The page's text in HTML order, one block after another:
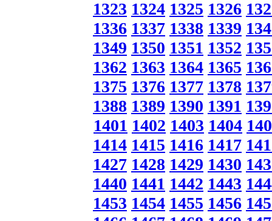
1323 1324 1325 1326
1336 1337 1338 1339
1349 1350 1351 1352
1362 1363 1364 1365
1375 1376 1377 1378
1388 1389 1390 1391
1401 1402 1403 1404
1414 1415 1416 1417
1427 1428 1429 1430
1440 1441 1442 1443
1453 1454 1455 1456